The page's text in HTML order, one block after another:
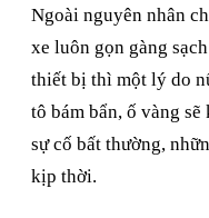
Ngoài nguyên nhân
xe luôn gọn gàng
thiết bị thì một lý do
tô bám bẩn, ố vàng
sự cố bất thường,
kịp thời.